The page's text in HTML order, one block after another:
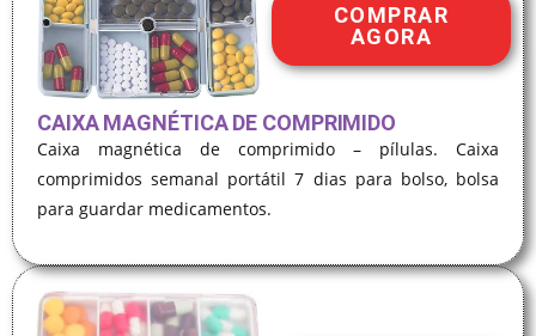
COMPRAR
AGORA
CAIXA MAGNÉTICA DE COMPRIMIDO
Caixa magnética de comprimido – pílulas. Caixa
comprimidos semanal portátil 7 dias para bolso, bolsa
para guardar medicamentos.